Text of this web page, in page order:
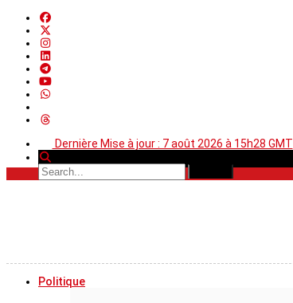
Dernière Mise à jour : 7 août 2026 à 15h28 GMT
Politique